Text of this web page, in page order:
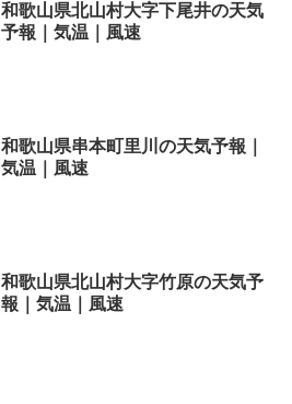
和歌山県北山村大字下尾井の天気
予報｜気温｜風速
和歌山県串本町里川の天気予報｜
気温｜風速
和歌山県北山村大字竹原の天気予
報｜気温｜風速